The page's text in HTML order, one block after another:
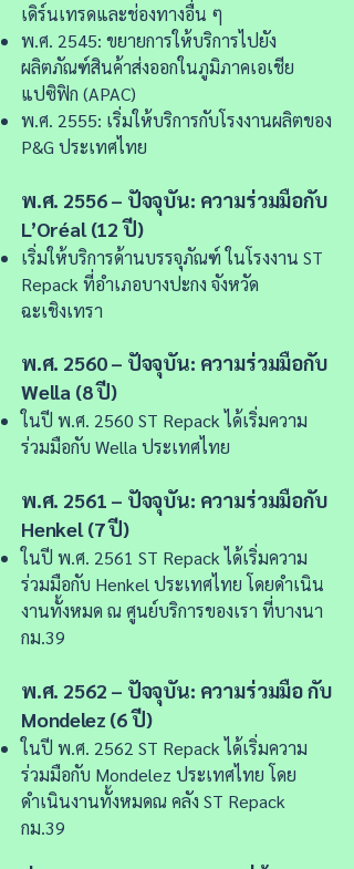
เดิร์นเทรดและช่องทางอื่น ๆ
พ.ศ. 2545: ขยายการให้บริการไปยัง
ผลิตภัณฑ์สินค้าส่งออกในภูมิภาคเอเชีย
แปซิฟิก (APAC)
พ.ศ. 2555: เริ่มให้บริการกับโรงงานผลิตของ
P&G ประเทศไทย
พ.ศ. 2556 – ปัจจุบัน: ความร่วมมือกับ
L’Oréal (12 ปี)
เริ่มให้บริการด้านบรรจุภัณฑ์ ในโรงงาน ST
Repack ที่อำเภอบางปะกง จังหวัด
ฉะเชิงเทรา
พ.ศ. 2560 – ปัจจุบัน: ความร่วมมือกับ
Wella (8 ปี)
ในปี พ.ศ. 2560 ST Repack ได้เริ่มความ
ร่วมมือกับ Wella ประเทศไทย
พ.ศ. 2561 – ปัจจุบัน: ความร่วมมือกับ
Henkel (7 ปี)
ในปี พ.ศ. 2561 ST Repack ได้เริ่มความ
ร่วมมือกับ Henkel ประเทศไทย โดยดำเนิน
งานทั้งหมด ณ ศูนย์บริการของเรา ที่บางนา
กม.39
พ.ศ. 2562 – ปัจจุบัน: ความร่วมมือ กับ
Mondelez (6 ปี)
ในปี พ.ศ. 2562 ST Repack ได้เริ่มความ
ร่วมมือกับ Mondelez ประเทศไทย โดย
ดำเนินงานทั้งหมดณ คลัง ST Repack
กม.39